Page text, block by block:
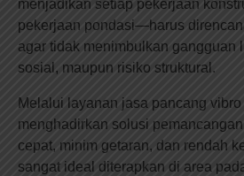
menjadikan setiap pekerjaan
pekerjaan pondasi—harus
agar tidak menimbulkan gangguan
sosial, maupun risiko struktural.
Melalui layanan jasa pancang
menghadirkan solusi
cepat, minim getaran, dan rendah
sangat ideal diterapkan di area